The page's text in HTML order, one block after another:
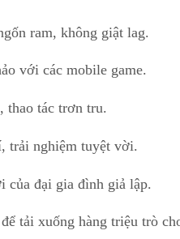
ram, không giật lag.
với các mobile game.
thao tác trơn tru.
trải nghiệm tuyệt vời.
của đại gia đình giả lập.
tải xuống hàng triệu trò